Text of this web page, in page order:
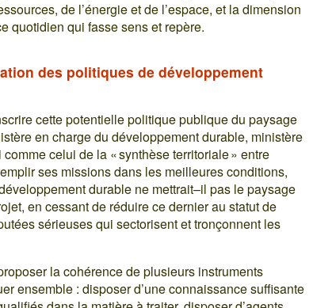
de l’énergie et de l’espace, et la dimension
quotidien qui fasse sens et repère.
des politiques de développement
cette potentielle politique publique du paysage
en charge du développement durable, ministère
celui de la « synthèse territoriale » entre
ses missions dans les meilleures conditions,
durable ne mettrait–il pas le paysage
en cessant de réduire ce dernier au statut de
sérieuses qui sectorisent et tronçonnent les
la cohérence de plusieurs instruments
ensemble : disposer d’une connaissance suffisante